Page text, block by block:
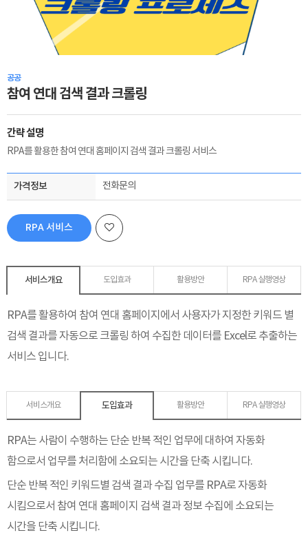
공공
참여 연대 검색 결과 크롤링
간략 설명
RPA를 활용한 참여 연대 홈페이지 검색 결과 크롤링 서비스
가격정보 전화문의
RPA 서비스
서비스개요 도입효과 활용방안 RPA 실행영상
RPA를 활용하여 참여 연대 홈페이지에서 사용자가 지정한 키워드 별
검색 결과를 자동으로 크롤링 하여 수집한 데이터를 Excel로 추출하는
서비스 입니다.
서비스개요 도입효과 활용방안 RPA 실행영상
RPA는 사람이 수행하는 단순 반복 적인 업무에 대하여 자동화
함으로서 업무를 처리함에 소요되는 시간을 단축 시킵니다.
단순 반복 적인 키워드별 검색 결과 수집 업무를 RPA로 자동화
시킴으로서 참여 연대 홈페이지 검색 결과 정보 수집에 소요되는
시간을 단축 시킵니다.